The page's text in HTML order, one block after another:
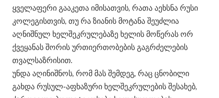
ყველაფერი გააკეთა იმისათვის, რათა აეხსნა რუსი
კოლეგისთვის, თუ რა ზიანის მოტანა შეუძლია
აღნიშნულ ხელშეკრულებაზე ხელის მოწერას ორ
ქვეყანას შორის ურთიერთობების გაგრძელების
თვალსაზრისით.
უნდა აღინიშნოს, რომ მას შემდეგ, რაც ცნობილი
გახდა რუსულ-აფხაზური ხელშეკრულების შესახებ,